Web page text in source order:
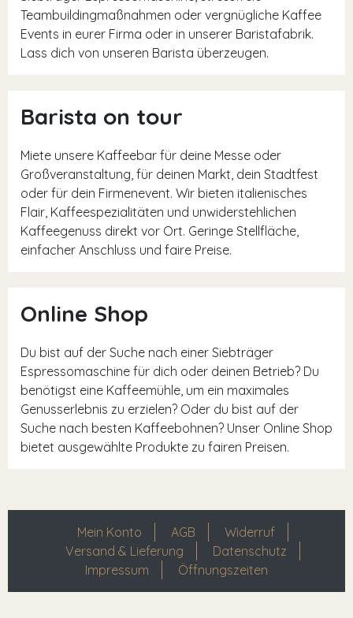
Teambuildingmaßnahmen oder vergnügliche Kaffee
Events in eurer Firma oder in unserer Baristafabrik.
Lass dich von unseren Barista überzeugen.
Barista on tour
Miete unsere Kaffeebar für deine Messe oder
Großveranstaltung, für deinen Markt, dein Stadtfest
oder für dein Firmenevent. Wir bieten italienisches
Flair, Kaffeespezialitäten und unwiderstehlichen
Kaffeegenuss direkt vor Ort. Geringe Stellfläche,
einfacher Anschluss und faire Preise.
Online Shop
Du bist auf der Suche nach einer Siebträger
Espressomaschine für dich oder deinen Betrieb? Du
benötigst eine Kaffeemühle, um ein maximales
Genusserlebnis zu erzielen? Oder du bist auf der
Suche nach besten Kaffeebohnen? Unser Online Shop
bietet ausgewählte Produkte zu fairen Preisen.
Mein Konto AGB
Widerruf
Versand & Lieferung
Datenschutz
Impressum
Öffnungszeiten